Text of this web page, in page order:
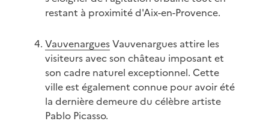
restant à proximité d'Aix-en-Provence.
VauvenarguesVauvenargues attire les
visiteurs avec son château imposant et
son cadre naturel exceptionnel. Cette
ville est également connue pour avoir été
la dernière demeure du célèbre artiste
Pablo Picasso.